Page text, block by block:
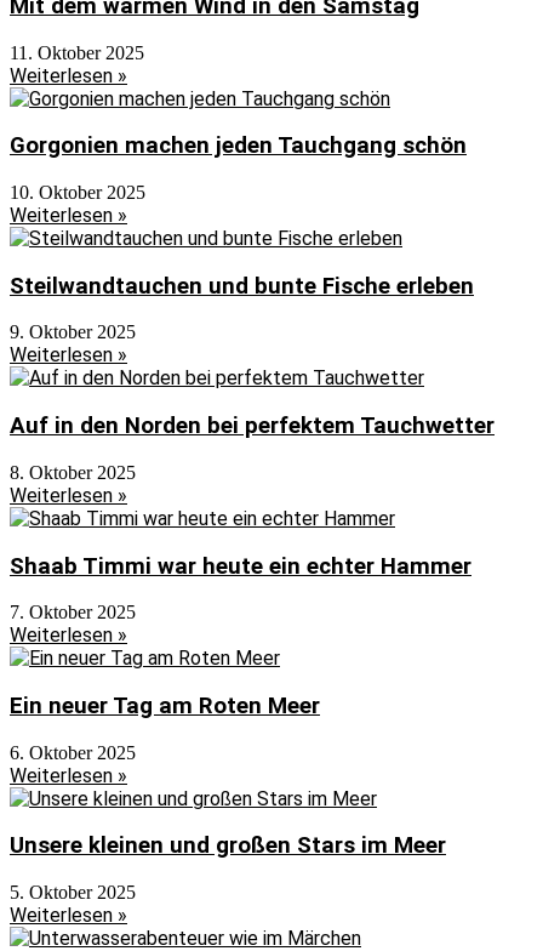
Mit dem warmen Wind in den Samstag
11. Oktober 2025
Weiterlesen »
Gorgonien machen jeden Tauchgang schön
10. Oktober 2025
Weiterlesen »
Steilwandtauchen und bunte Fische erleben
9. Oktober 2025
Weiterlesen »
Auf in den Norden bei perfektem Tauchwetter
8. Oktober 2025
Weiterlesen »
Shaab Timmi war heute ein echter Hammer
7. Oktober 2025
Weiterlesen »
Ein neuer Tag am Roten Meer
6. Oktober 2025
Weiterlesen »
Unsere kleinen und großen Stars im Meer
5. Oktober 2025
Weiterlesen »